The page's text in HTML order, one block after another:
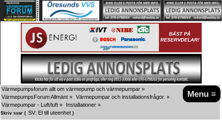
Menu ≡
Värmepumpsforum allt om värmepump och värmepumpar »
VärmepumpsForum Allmänt » Värmepumpar och installationsfrågor. »
Värmepumpar - Luft/luft » Installationer »
Skriv svar ( SV: El till uteenhet )